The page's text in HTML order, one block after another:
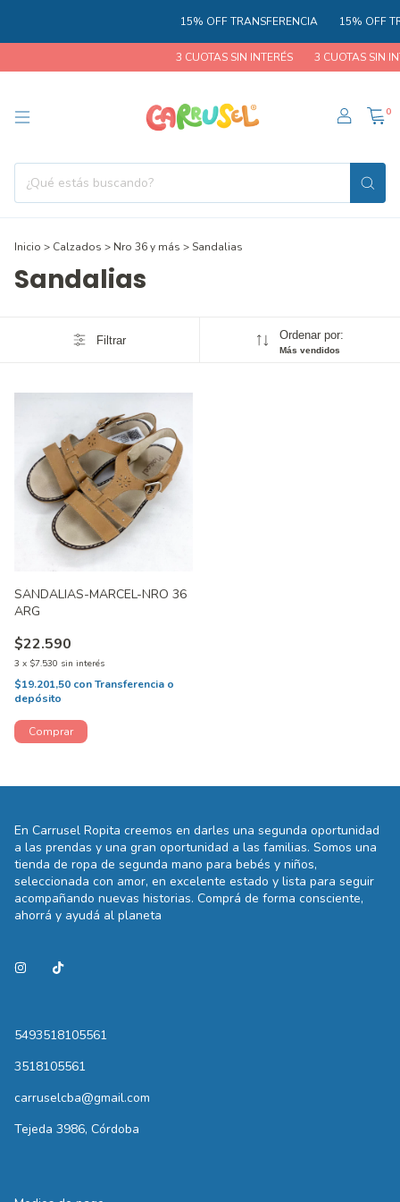
15% OFF TRANSFERENCIA 15% OFF
3 CUOTAS SIN INTERÉS 3 CUOTAS SIN
0
Inicio > Calzados > Nro 36 y más >Sandalias
Sandalias
Filtrar Ordenar por:
Más vendidos
SANDALIAS-MARCEL-NRO 36
ARG
$22.590
3 x $7.530 sin interés
$19.201,50 conTransferencia o
depósito
En Carrusel Ropita creemos en darles una segunda oportunidad
a las prendas y una gran oportunidad a las familias. Somos una
tienda de ropa de segunda mano para bebés y niños,
seleccionada con amor, en excelente estado y lista para seguir
acompañando nuevas historias. Comprá de forma consciente,
ahorrá y ayudá al planeta
5493518105561
3518105561
carruselcba@gmail.com
Tejeda 3986, Córdoba